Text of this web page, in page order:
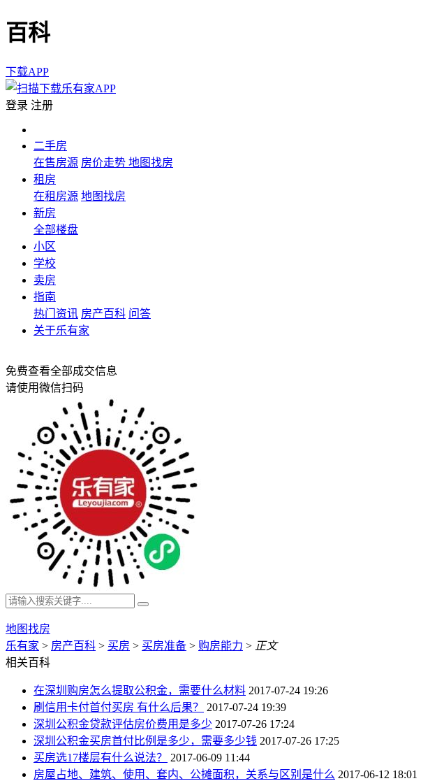
百科
下载APP
登录 注册
二手房
在售房源 房价走势 地图找房
租房
在租房源 地图找房
新房
全部楼盘
小区
学校
卖房
指南
热门资讯 房产百科 问答
关于乐有家
免费查看全部成交信息
请使用微信扫码
地图找房
乐有家 > 房产百科 > 买房 > 买房准备 > 购房能力 > 正文
相关百科
在深圳购房怎么提取公积金，需要什么材料 2017-07-24 19:26
刷信用卡付首付买房 有什么后果？
2017-07-24 19:39
深圳公积金贷款评估房价费用是多少 2017-07-26 17:24
深圳公积金买房首付比例是多少，需要多少钱 2017-07-26 17:25
买房选17楼层有什么说法？
2017-06-09 11:44
房屋占地、建筑、使用、套内、公摊面积，关系与区别是什么 2017-06-12 18:01